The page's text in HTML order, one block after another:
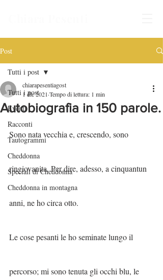
Post
Tutti i post
Eventi
Racconti
Tautogrammi
Cheddonna
Speciali di Cheddonna
Cheddonna in montagna
Tutti i post
Autobiografia in 150 parole.
chiarapesentiagost
1 dic 2021 Tempo di lettura: 1 min
Sono nata vecchia e, crescendo, sono
ringiovanita. Per dire, adesso, a cinquantun
anni, ne ho circa otto.
Le cose pesanti le ho seminate lungo il
percorso; mi sono tenuta gli occhi blu, le